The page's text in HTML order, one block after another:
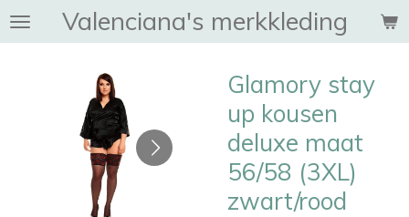
Ga
direct
hoofdinhoud
Valenciana's merkkleding
Glamory stay
up kousen
deluxe maat
56/58 (3XL)
zwart/rood